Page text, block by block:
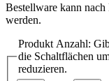
Bestellware kann
werden.
Produkt Anzahl:
die Schaltflächen
reduzieren.